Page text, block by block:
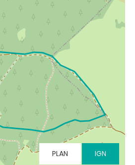
de entradas en línea
Buscar
NATURALEZA
Y SABER HACER
AGENDA
PLAN IGN